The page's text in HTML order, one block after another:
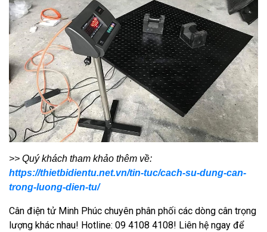
>> Quý khách tham khảo thêm về:
https://thietbidientu.net.vn/tin-tuc/cach-su-dung-can-
trong-luong-dien-tu/
Cân điện tử Minh Phúc chuyên phân phối các dòng cân trọng
lượng khác nhau! Hotline: 09 4108 4108! Liên hệ ngay để